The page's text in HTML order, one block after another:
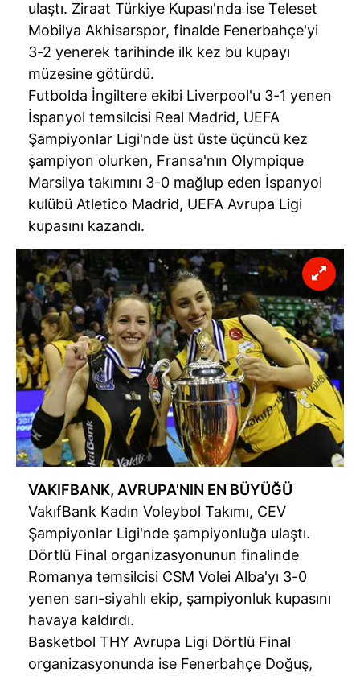
ulaştı. Ziraat Türkiye Kupası'nda ise Teleset
Mobilya Akhisarspor, finalde Fenerbahçe'yi
3-2 yenerek tarihinde ilk kez bu kupayı
müzesine götürdü.
Futbolda İngiltere ekibi Liverpool'u 3-1 yenen
İspanyol temsilcisi Real Madrid, UEFA
Şampiyonlar Ligi'nde üst üste üçüncü kez
şampiyon olurken, Fransa'nın Olympique
Marsilya takımını 3-0 mağlup eden İspanyol
kulübü Atletico Madrid, UEFA Avrupa Ligi
kupasını kazandı.
VAKIFBANK, AVRUPA'NIN EN BÜYÜĞÜ
VakıfBank Kadın Voleybol Takımı, CEV
Şampiyonlar Ligi'nde şampiyonluğa ulaştı.
Dörtlü Final organizasyonunun finalinde
Romanya temsilcisi CSM Volei Alba'yı 3-0
yenen sarı-siyahlı ekip, şampiyonluk kupasını
havaya kaldırdı.
Basketbol THY Avrupa Ligi Dörtlü Final
organizasyonunda ise Fenerbahçe Doğuş,